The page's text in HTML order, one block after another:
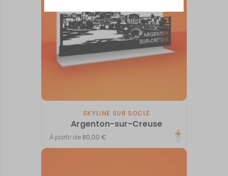
SKYLINE SUR SOCLE
Argenton-sur-Creuse
À partir de 80,00€